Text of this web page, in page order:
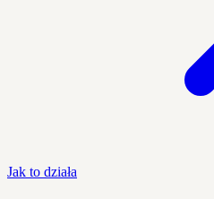
Jak to działa